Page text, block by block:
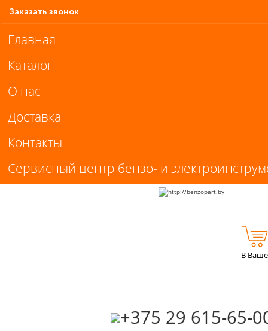
Заказать звонок
Главная
Каталог
О нас
Доставка
Контакты
Сервисный центр бензо- и
‎+375 29 615-65-
В